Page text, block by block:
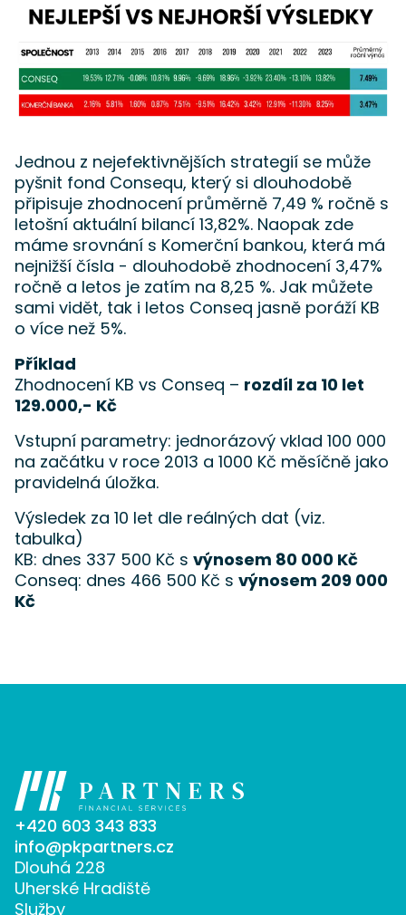
Jednou z nejefektivnějších strategií se může
pyšnit fond Consequ, který si dlouhodobě
připisuje zhodnocení průměrně 7,49 % ročně s
letošní aktuální bilancí 13,82%. Naopak zde
máme srovnání s Komerční bankou, která má
nejnižší čísla - dlouhodobě zhodnocení 3,47%
ročně a letos je zatím na 8,25 %. Jak můžete
sami vidět, tak i letos Conseq jasně poráží KB
o více než 5%.
Příklad
Zhodnocení KB vs Conseq – rozdíl za 10 let
129.000,- Kč
Vstupní parametry: jednorázový vklad 100 000
na začátku v roce 2013 a 1000 Kč měsíčně jako
pravidelná úložka.
Výsledek za 10 let dle reálných dat (viz.
tabulka)
KB: dnes 337 500 Kč s výnosem 80 000 Kč
Conseq: dnes 466 500 Kč s výnosem 209 000
Kč
+420 603 343 833
info@pkpartners.cz
Dlouhá 228
Uherské Hradiště
Služby